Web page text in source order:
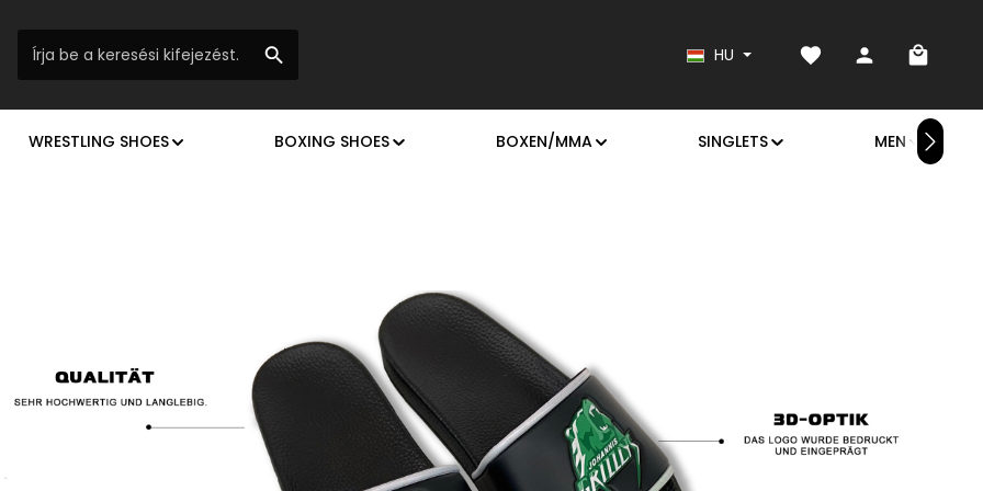
HU
Van 0 kívánságlistád
A
WRESTLING SHOES BOXING SHOES BOXEN/MMA SINGLETS MEN